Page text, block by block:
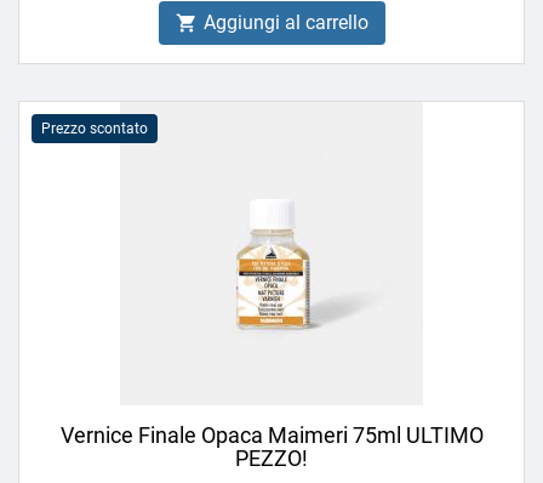
 Aggiungi al carrello
Prezzo scontato
Vernice Finale Opaca Maimeri 75ml ULTIMO
PEZZO!